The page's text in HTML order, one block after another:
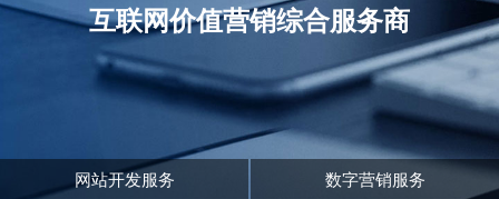
互联网价值营销综合服务商
网站开发服务
数字营销服务